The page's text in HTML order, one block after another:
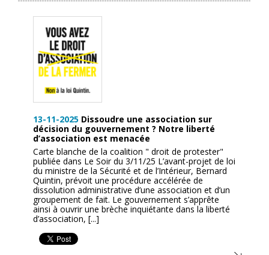
13-11-2025 Dissoudre une association sur
décision du gouvernement ? Notre liberté
d’association est menacée
Carte blanche de la coalition " droit de protester"
publiée dans Le Soir du 3/11/25 L’avant-projet de loi
du ministre de la Sécurité et de l’Intérieur, Bernard
Quintin, prévoit une procédure accélérée de
dissolution administrative d’une association et d’un
groupement de fait. Le gouvernement s’apprête
ainsi à ouvrir une brèche inquiétante dans la liberté
d’association, [...]